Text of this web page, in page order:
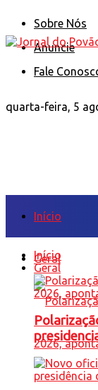
Sobre Nós
Anuncie
Fale
quarta-feira, 5
Início
Geral
Início
Geral